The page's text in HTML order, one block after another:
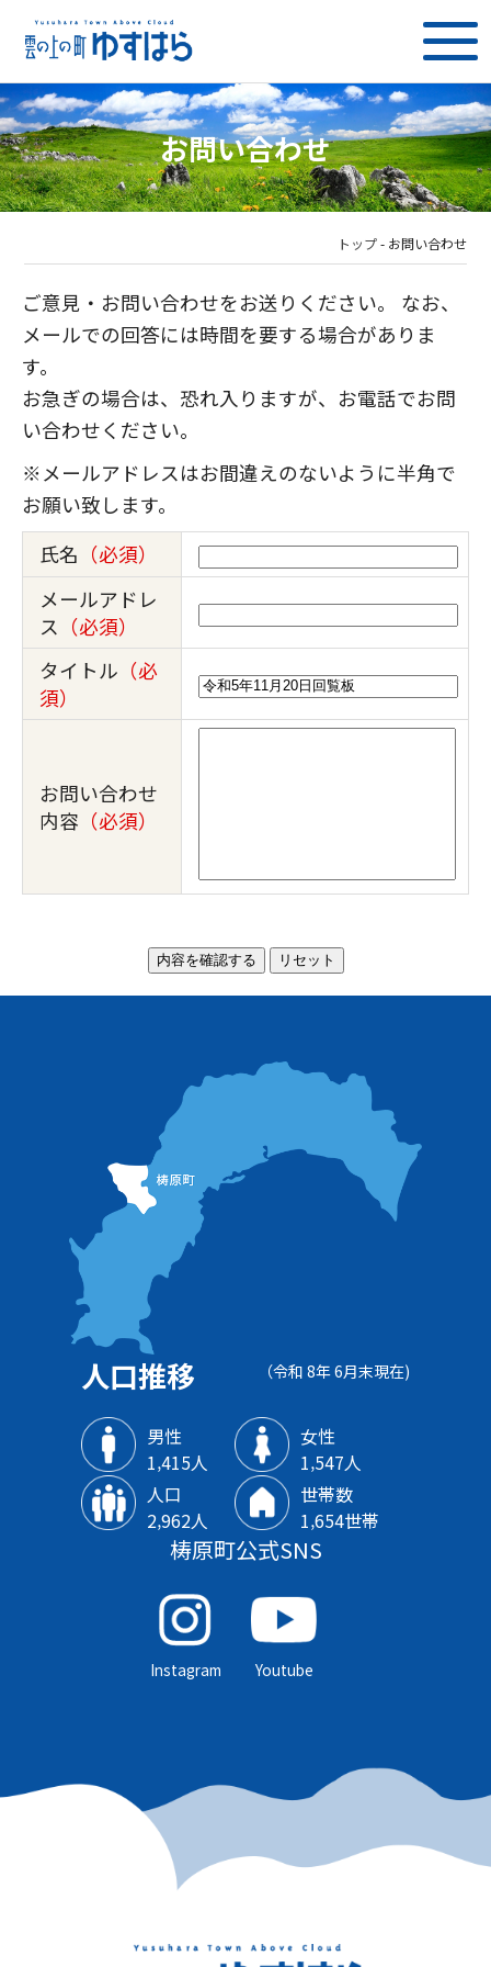
お問い合わせ
トップ - お問い合わせ
ご意見・お問い合わせをお送りください。 なお、
メールでの回答には時間を要する場合がありま
す。
お急ぎの場合は、恐れ入りますが、お電話でお問
い合わせください。
※メールアドレスはお間違えのないように半角で
お願い致します。
氏名 （必須）
メールアドレ
ス （必須）
タイトル （必
須）
お問い合わせ
内容 （必須）
人口推移 （令和 8年 6月末現在)
男性
1‚415人
女性
1‚547人
人口
2‚962人
世帯数
1‚654世帯
梼原町公式SNS
Instagram Youtube